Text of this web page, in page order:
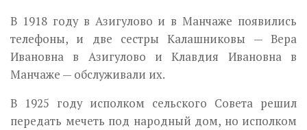
В 1918 году в Азигулово и в Манчаже появились
телефоны, и две сес­тры Калашниковы — Вера
Ивановна в Азигулово и Клавдия Ивановна в
Манчаже — обслуживали их.
В 1925 году исполком сельского Совета решил
передать мечеть под народный дом, но исполком